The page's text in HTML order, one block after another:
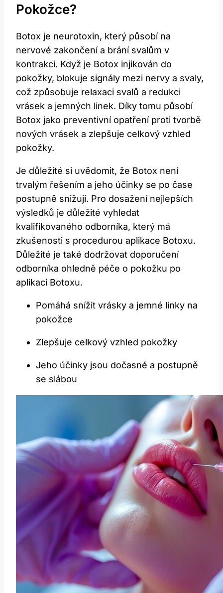
Pokožce?
Botox je neurotoxin, který působí na
nervové zakončení a brání svalům v
kontrakci. Když je Botox injikován do
pokožky, blokuje signály mezi nervy a svaly,
což způsobuje relaxaci svalů a redukci
vrásek a jemných linek. Díky tomu působí
Botox jako preventivní opatření proti tvorbě
nových vrásek a zlepšuje celkový vzhled
pokožky.
Je důležité si uvědomit, že Botox není
trvalým řešením a jeho účinky se po čase
postupně snižují. Pro dosažení nejlepších
výsledků je důležité vyhledat
kvalifikovaného odborníka, který má
zkušenosti s procedurou aplikace Botoxu.
Důležité je také dodržovat doporučení
odborníka ohledně péče o pokožku po
aplikaci Botoxu.
Pomáhá snížit vrásky a jemné linky na
pokožce
Zlepšuje celkový vzhled pokožky
Jeho účinky jsou dočasné a postupně
se slábou